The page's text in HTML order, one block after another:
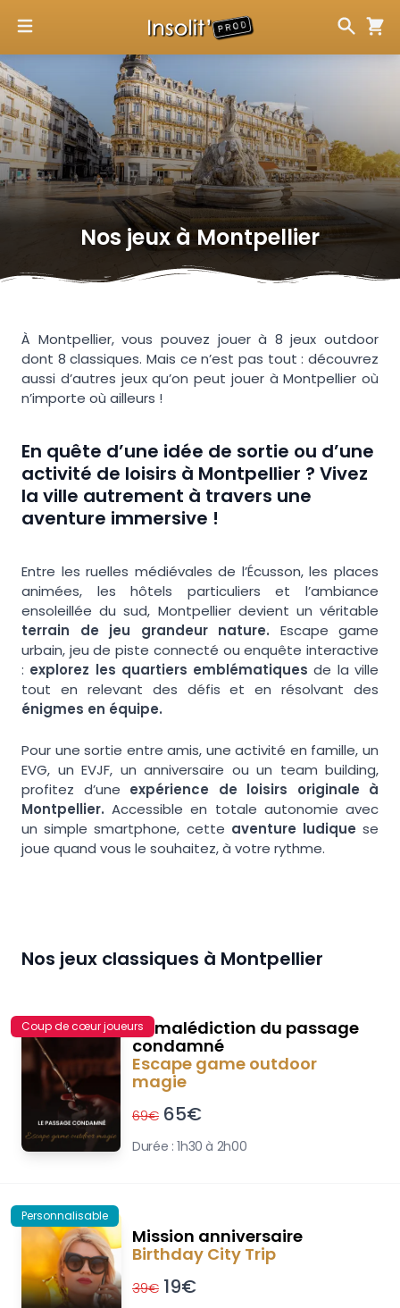
Nos jeux à Montpellier
À Montpellier, vous pouvez jouer à 8 jeux outdoor
dont 8 classiques. Mais ce n’est pas tout : découvrez
aussi d’autres jeux qu’on peut jouer à Montpellier où
n’importe où ailleurs !
En quête d’une idée de sortie ou d’une
activité de loisirs à Montpellier ? Vivez
la ville autrement à travers une
aventure immersive !
Entre les ruelles médiévales de l’Écusson, les places
animées, les hôtels particuliers et l’ambiance
ensoleillée du sud, Montpellier devient un véritable
terrain de jeu grandeur nature.
Escape game
urbain, jeu de piste connecté ou enquête interactive
: explorez les quartiers emblématiques de la ville
tout en relevant des défis et en résolvant des
énigmes en équipe.
Pour une sortie entre amis, une activité en famille, un
EVG, un EVJF, un anniversaire ou un team building,
profitez d’une expérience de loisirs originale à
Montpellier. Accessible en totale autonomie avec
un simple smartphone, cette aventure ludique se
joue quand vous le souhaitez, à votre rythme.
Nos jeux classiques à Montpellier
Coup de cœur joueursLa malédiction du passage
condamné
Escape game outdoor
magie
69€ 65€
Durée :1h30 à 2h00
Personnalisable
Mission anniversaire
Birthday City Trip
39€ 19€